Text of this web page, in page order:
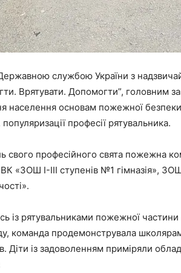
службою України з
Врятувати. Допомогти”, головним
населення основам пожежної
професії рятувальника.
свого професійного свята пожежна
«ЗОШ I-III ступенів №1 гімназія»,
із рятувальниками пожежної
команда продемонструвала
Діти із задоволенням приміряли